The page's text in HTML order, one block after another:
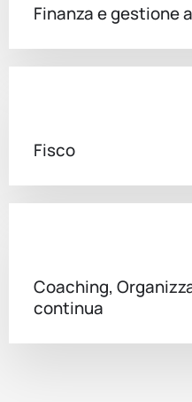
Finanza e gestione
Fisco
Coaching,
continua